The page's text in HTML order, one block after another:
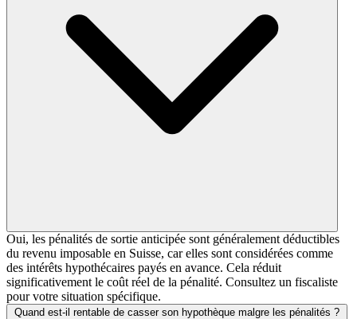
Oui, les pénalités de sortie anticipée sont généralement déductibles
du revenu imposable en Suisse, car elles sont considérées comme
des intérêts hypothécaires payés en avance. Cela réduit
significativement le coût réel de la pénalité. Consultez un fiscaliste
pour votre situation spécifique.
Quand est-il rentable de casser son hypothèque malgre les pénalités ?